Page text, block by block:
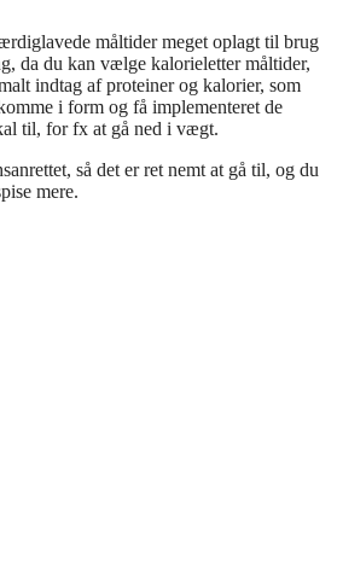
måltider meget oplagt til brug
da du kan vælge kalorieletter måltider,
indtag af proteiner og kalorier, som
i form og få implementeret de
til, for fx at gå ned i vægt.
så det er ret nemt at gå til, og du
mere.